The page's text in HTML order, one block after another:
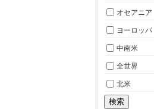
オセアニア
ヨーロッパ
中南米
全世界
北米